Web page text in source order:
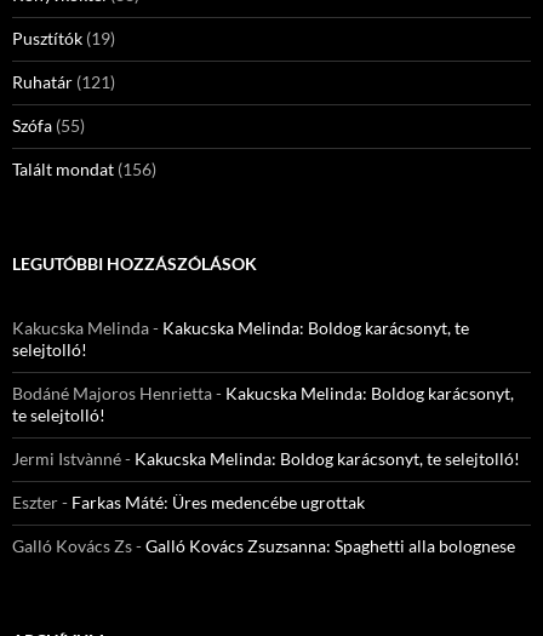
Pusztítók (19)
Ruhatár (121)
Szófa (55)
Talált mondat (156)
LEGUTÓBBI HOZZÁSZÓLÁSOK
Kakucska Melinda- Kakucska Melinda: Boldog karácsonyt, te
selejtolló!
Bodáné Majoros Henrietta- Kakucska Melinda: Boldog karácsonyt,
te selejtolló!
Jermi Istvànné- Kakucska Melinda: Boldog karácsonyt, te selejtolló!
Eszter- Farkas Máté: Üres medencébe ugrottak
Galló Kovács Zs-Galló Kovács Zsuzsanna: Spaghetti alla bolognese